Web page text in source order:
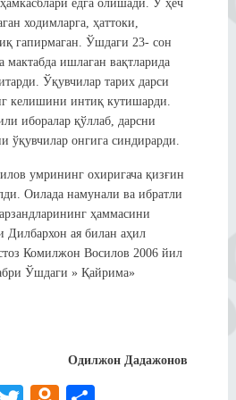
ёдга олишади. У ҳеч
ходимларга, ҳаттоки,
гапирмаган. Ўшдаги 23- сон
ишлаган вақтларида
Ўқувчилар тарих дарси
келишини интиқ кутишарди.
иборалар қўллаб, дарсни
ўқувчилар онгига синдирарди.
умрининг охиригача қизғин
Оилада намунали ва ибратли
ҳаммасини
ая билан аҳил
Комилжон Восилов 2006 йил
Ўшдаги » Қайрима»
Одилжон Дадажонов